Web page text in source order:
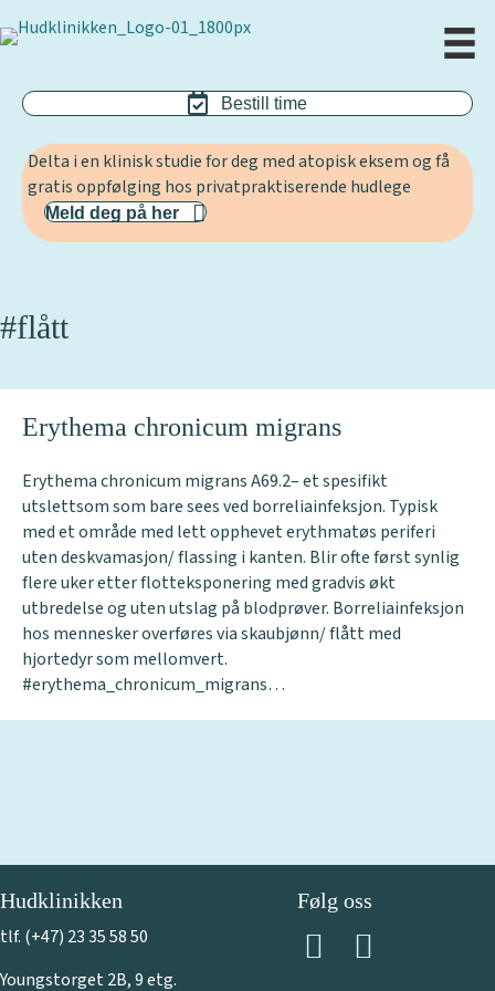
Bestill time
Delta i en klinisk studie for deg med atopisk eksem og få
gratis oppfølging hos privatpraktiserende hudlege
Meld deg på her
#flått
Erythema chronicum migrans
Erythema chronicum migrans A69.2– et spesifikt
utslettsom som bare sees ved borreliainfeksjon. Typisk
med et område med lett opphevet erythmatøs periferi
uten deskvamasjon/ flassing i kanten. Blir ofte først synlig
flere uker etter flotteksponering med gradvis økt
utbredelse og uten utslag på blodprøver. Borreliainfeksjon
hos mennesker overføres via skaubjønn/ flått med
hjortedyr som mellomvert.
#erythema_chronicum_migrans…
Hudklinikken
tlf. (+47) 23 35 58 50
Youngstorget 2B, 9 etg.
Følg oss